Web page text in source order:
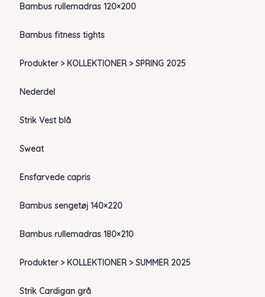
Bambus rullemadras 120×200
Bambus fitness tights
Produkter > KOLLEKTIONER > SPRING 2025
Nederdel
Strik Vest blå
Sweat
Ensfarvede capris
Bambus sengetøj 140×220
Bambus rullemadras 180×210
Produkter > KOLLEKTIONER > SUMMER 2025
Strik Cardigan grå